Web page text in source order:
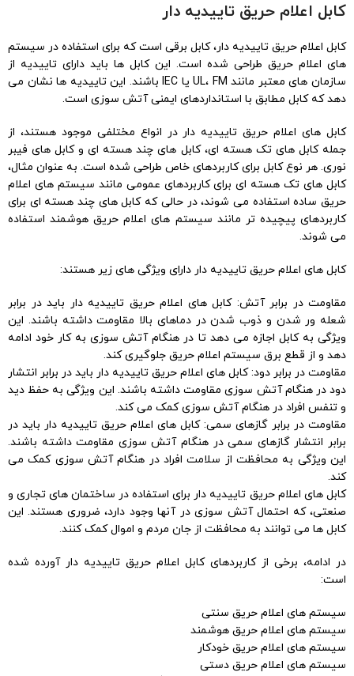
کابل اعلام حریق تاییدیه دار
کابل اعلام حریق تاییدیه دار، کابل برقی است که برای استفاده در سیستم
های اعلام حریق طراحی شده است. این کابل ها باید دارای تاییدیه از
سازمان های معتبر مانند UL، FM یا IEC باشند. این تاییدیه ها نشان می
دهد که کابل مطابق با استانداردهای ایمنی آتش سوزی است.
کابل های اعلام حریق تاییدیه دار در انواع مختلفی موجود هستند، از
جمله کابل های تک هسته ای، کابل های چند هسته ای و کابل های فیبر
نوری. هر نوع کابل برای کاربردهای خاص طراحی شده است. به عنوان مثال،
کابل های تک هسته ای برای کاربردهای عمومی مانند سیستم های اعلام
حریق ساده استفاده می شوند، در حالی که کابل های چند هسته ای برای
کاربردهای پیچیده تر مانند سیستم های اعلام حریق هوشمند استفاده
می شوند.
کابل های اعلام حریق تاییدیه دار دارای ویژگی های زیر هستند:
مقاومت در برابر آتش: کابل های اعلام حریق تاییدیه دار باید در برابر
شعله ور شدن و ذوب شدن در دماهای بالا مقاومت داشته باشند. این
ویژگی به کابل اجازه می دهد تا در هنگام آتش سوزی به کار خود ادامه
دهد و از قطع برق سیستم اعلام حریق جلوگیری کند.
مقاومت در برابر دود: کابل های اعلام حریق تاییدیه دار باید در برابر انتشار
دود در هنگام آتش سوزی مقاومت داشته باشند. این ویژگی به حفظ دید
و تنفس افراد در هنگام آتش سوزی کمک می کند.
مقاومت در برابر گازهای سمی: کابل های اعلام حریق تاییدیه دار باید در
برابر انتشار گازهای سمی در هنگام آتش سوزی مقاومت داشته باشند.
این ویژگی به محافظت از سلامت افراد در هنگام آتش سوزی کمک می
کند.
کابل های اعلام حریق تاییدیه دار برای استفاده در ساختمان های تجاری و
صنعتی، که احتمال آتش سوزی در آنها وجود دارد، ضروری هستند. این
کابل ها می توانند به محافظت از جان مردم و اموال کمک کنند.
در ادامه، برخی از کاربردهای کابل اعلام حریق تاییدیه دار آورده شده
است:
سیستم های اعلام حریق سنتی
سیستم های اعلام حریق هوشمند
سیستم های اعلام حریق خودکار
سیستم های اعلام حریق دستی